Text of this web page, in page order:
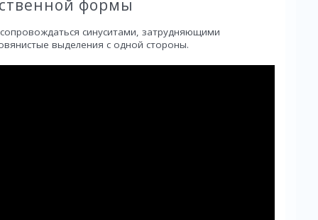
формы
синуситами, затрудняющими
выделения с одной стороны.